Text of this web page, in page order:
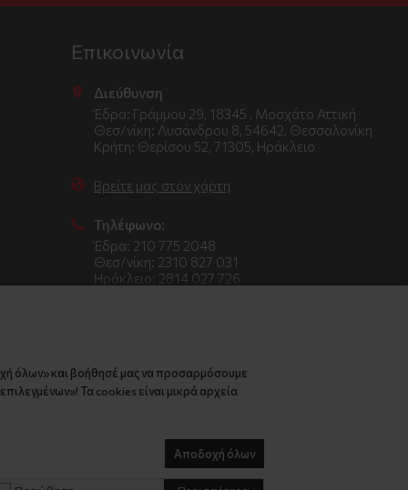
Επικοινωνία
Διεύθυνση
Έδρα: Γράμμου 29, 18345 , Μοσχάτο Αττική
Θεσ/νίκη: Λυσάνδρου 8, 54642, Θεσσαλονίκη
Κρήτη: Θερίσου 52, 71305, Ηράκλειο
Βρείτε μας στον χάρτη
Τηλέφωνο:
Έδρα: 210 775 2048
Θεσ/νίκη: 2310 827 031
Ηράκλειο: 2814 027 726
όλων» και βοήθησέ μας να προσαρμόσουμε
Τα cookies είναι μικρά αρχεία
Αποδοχή όλων